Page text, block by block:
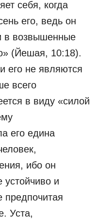
себя, когда
его, ведь он
в возвышенные
(Йешая, 10:18).
его не являются
всего
в виду «силой
его едина
ибо он
устойчиво и
Уста,